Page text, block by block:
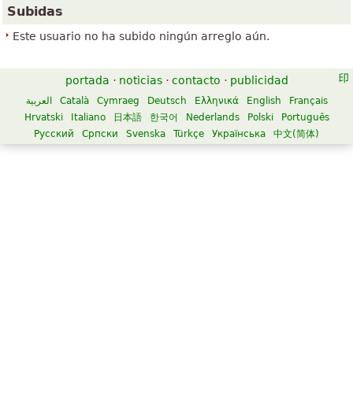
Subidas
Este usuario no ha subido ningún arreglo aún.
portada · noticias · contacto · publicidad
العربية Català Cymraeg Deutsch Ελληνικά English
Français
Hrvatski
Italiano 日本語 한국어 Nederlands Polski
Português
Русский
Српски Svenska Türkçe Українська 中文(简体)